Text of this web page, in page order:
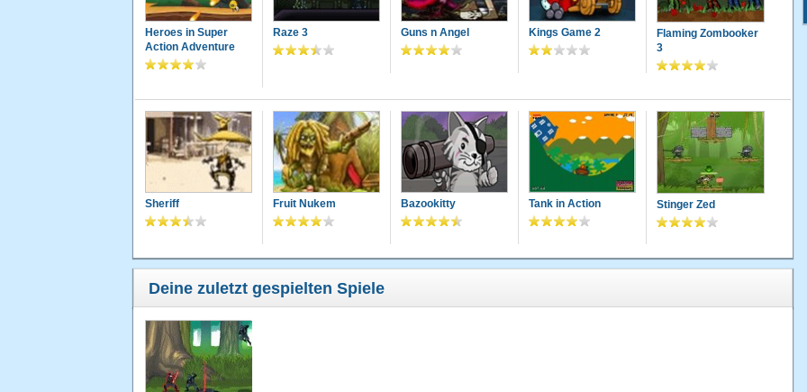
Heroes in Super
Action Adventure
Raze 3 Guns n Angel Kings Game 2
Flaming Zombooker
3
Sheriff Fruit Nukem Bazookitty Tank in Action Stinger Zed
Deine zuletzt gespielten Spiele